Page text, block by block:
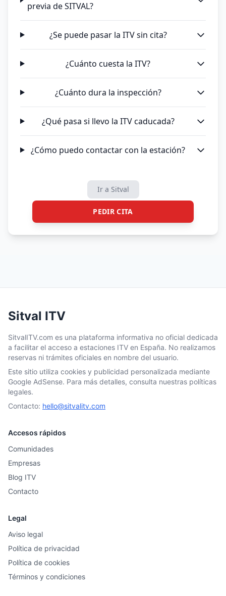
previa de SITVAL?
¿Se puede pasar la ITV sin cita?
¿Cuánto cuesta la ITV?
¿Cuánto dura la inspección?
¿Qué pasa si llevo la ITV caducada?
¿Cómo puedo contactar con la estación?
Ir a Sitval
PEDIR CITA
Sitval ITV
SitvalITV.com es una plataforma informativa no oficial dedicada
a facilitar el acceso a estaciones ITV en España. No realizamos
reservas ni trámites oficiales en nombre del usuario.
Este sitio utiliza cookies y publicidad personalizada mediante
Google AdSense. Para más detalles, consulta nuestras políticas
legales.
Contacto: hello@sitvalitv.com
Accesos rápidos
Comunidades
Empresas
Blog ITV
Contacto
Legal
Aviso legal
Política de privacidad
Política de cookies
Términos y condiciones